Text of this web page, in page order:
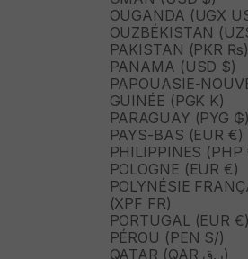
OUGANDA (UGX
OUZBÉKISTAN
PAKISTAN (PKR ₨)
PANAMA (USD $)
PAPOUASIE-
GUINÉE (PGK K)
PARAGUAY (PYG ₲)
PAYS-BAS (EUR €)
PHILIPPINES (PHP
POLOGNE (EUR €)
POLYNÉSIE
(XPF FR)
PORTUGAL (EUR €)
PÉROU (PEN S/)
QATAR (QAR ر.ق)